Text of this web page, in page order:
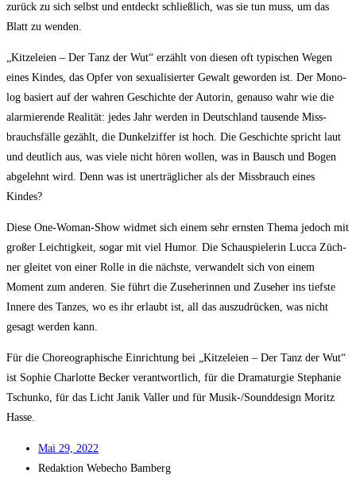
zurück zu sich selbst und ent­deckt schließ­lich, was sie tun muss, um das
Blatt zu wenden.
„Kit­ze­lei­en – Der Tanz der Wut“ erzählt von die­sen oft typi­schen Wegen
eines Kin­des, das Opfer von sexua­li­sier­ter Gewalt gewor­den ist. Der Mono­
log basiert auf der wah­ren Geschich­te der Autorin, genau­so wahr wie die
alar­mie­ren­de Rea­li­tät: jedes Jahr wer­den in Deutsch­land tau­sen­de Miss­
brauchs­fäl­le gezählt, die Dun­kel­zif­fer ist hoch. Die Geschich­te spricht laut
und deut­lich aus, was vie­le nicht hören wol­len, was in Bausch und Bogen
abge­lehnt wird. Denn was ist uner­träg­li­cher als der Miss­brauch eines
Kindes?
Die­se One-Woman-Show wid­met sich einem sehr erns­ten The­ma jedoch mit
gro­ßer Leich­tig­keit, sogar mit viel Humor. Die Schau­spie­le­rin Luc­ca Züch­
ner glei­tet von einer Rol­le in die nächs­te, ver­wan­delt sich von einem
Moment zum ande­ren. Sie führt die Zuse­he­rin­nen und Zuse­her ins tiefs­te
Inne­re des Tan­zes, wo es ihr erlaubt ist, all das aus­zu­drü­cken, was nicht
gesagt wer­den kann.
Für die Cho­reo­gra­phi­sche Ein­rich­tung bei „Kit­ze­lei­en – Der Tanz der Wut“
ist Sophie Char­lot­te Becker ver­ant­wort­lich, für die Dra­ma­tur­gie Ste­pha­nie
Tschun­ko, für das Licht Janik Val­ler und für Musik-/Sound­de­sign Moritz
Hasse.
Mai 29, 2022
Redak­ti­on Web­echo Bamberg